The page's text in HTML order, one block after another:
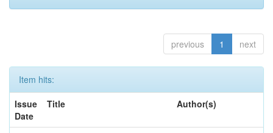
previous 1 next
Item hits:
Issue
Date
Title Author(s)